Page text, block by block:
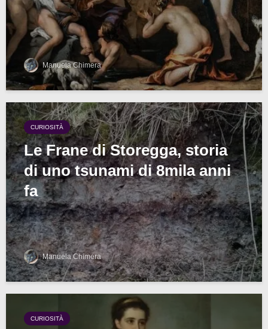
Manuela Chimera
CURIOSITÀ
Le Frane di Storegga, storia
di uno tsunami di 8mila anni
fa
Manuela Chimera
CURIOSITÀ